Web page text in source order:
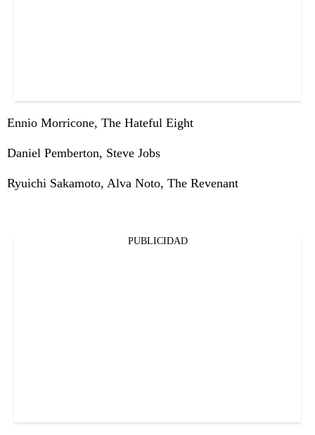
Ennio Morricone, The Hateful Eight
Daniel Pemberton, Steve Jobs
Ryuichi Sakamoto, Alva Noto, The Revenant
PUBLICIDAD